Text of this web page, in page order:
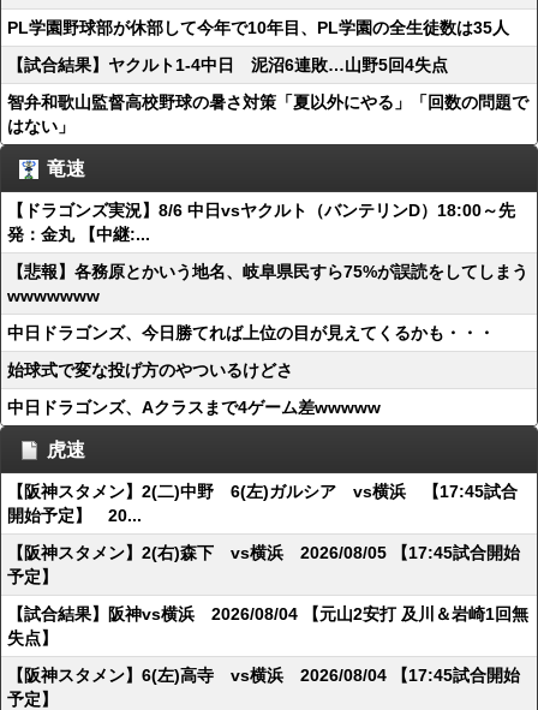
PL学園野球部が休部して今年で10年目、PL学園の全生徒数は35人
【試合結果】ヤクルト1-4中日 泥沼6連敗…山野5回4失点
智弁和歌山監督高校野球の暑さ対策「夏以外にやる」「回数の問題で
はない」
竜速
【ドラゴンズ実況】8/6 中日vsヤクルト（バンテリンD）18:00～先
発：金丸 【中継:...
【悲報】各務原とかいう地名、岐阜県民すら75%が誤読をしてしまう
wwwwwww
中日ドラゴンズ、今日勝てれば上位の目が見えてくるかも・・・
始球式で変な投げ方のやついるけどさ
中日ドラゴンズ、Aクラスまで4ゲーム差wwwww
虎速
【阪神スタメン】2(二)中野 6(左)ガルシア vs横浜 【17:45試合
開始予定】 20...
【阪神スタメン】2(右)森下 vs横浜 2026/08/05 【17:45試合開始
予定】
【試合結果】阪神vs横浜 2026/08/04 【元山2安打 及川＆岩崎1回無
失点】
【阪神スタメン】6(左)高寺 vs横浜 2026/08/04 【17:45試合開始
予定】